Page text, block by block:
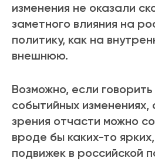
изменения не оказали
заметного влияния на
политику, как на
внешнюю.
Возможно, если
событийных изменениях,
зрения отчасти можно
вроде бы каких-то
подвижек в российской